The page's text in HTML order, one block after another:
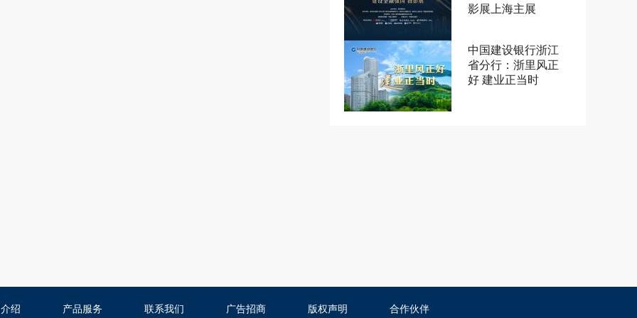
影展上海主展
中国建设银行浙江
省分行：浙里风正
好 建业正当时
绍 产品服务 联系我们 广告招商 版权声明 合作伙伴